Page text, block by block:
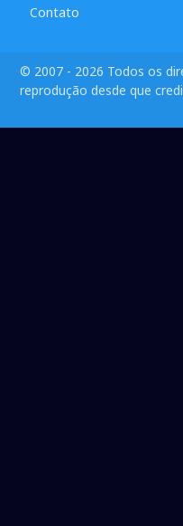
Contato
© 2007 - 2026 Todos os
reprodução desde que